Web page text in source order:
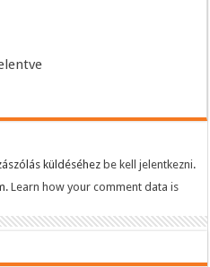
küldéséhezbe kell jelentkezni.
Learn how your comment data is